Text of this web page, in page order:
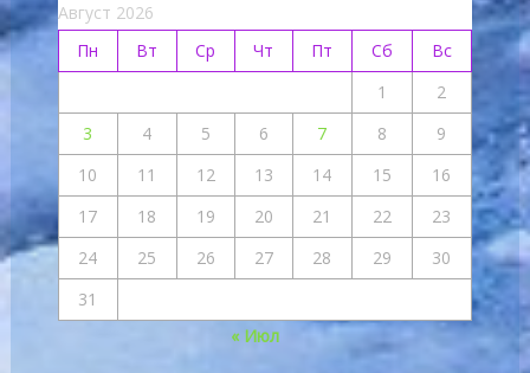
Август 2026
Пн
Вт Ср Чт Пт Сб
Вс
1
2
3
4 5 6 7 8
9
10
11 12 13 14 15
16
17
18 19 20 21 22
23
24
25 26 27 28 29
30
31
« Июл